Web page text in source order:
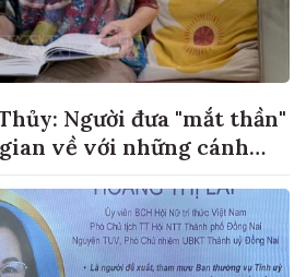
Người đưa "mắt thần"
về với những cánh